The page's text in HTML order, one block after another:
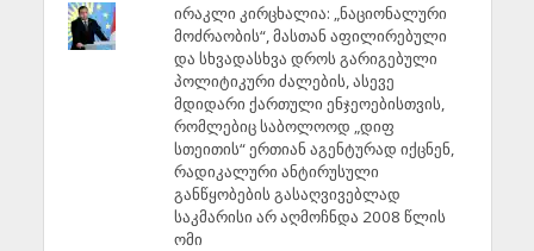
ირაკლი კირცხალია: „ნაციონალური
მოძრაობის“, მასთან აფილირებული
და სხვადასხვა დროს გარიგებული
პოლიტიკური ძალების, ასევე
მდიდარი ქართული ენჯეოებისთვის,
რომლებიც საბოლოოდ „დიფ
სთეითის“ ერთიან აგენტურად იქცნენ,
რადიკალური ანტირუსული
განწყობების გასაღვივებლად
საკმარისი არ აღმოჩნდა 2008 წლის
ომი